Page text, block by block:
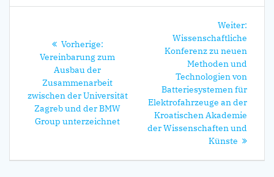
Navigation
Vorherige:Vorheriger
Beitrag:
Vereinbarung zum
Ausbau der
Zusammenarbeit
zwischen der Universität
Zagreb und der BMW
Group unterzeichnet
Weiter:
Wissenschaftliche
Konferenz zu neuen
Methoden und
Technologien von
Batteriesystemen für
Elektrofahrzeuge an der
Kroatischen Akademie
der Wissenschaften und
Künste